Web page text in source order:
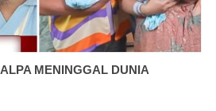
MENINGGAL DUNIA